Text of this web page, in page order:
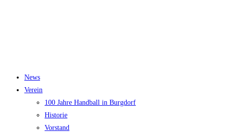
News
Verein
100 Jahre Handball in Burgdorf
Historie
Vorstand